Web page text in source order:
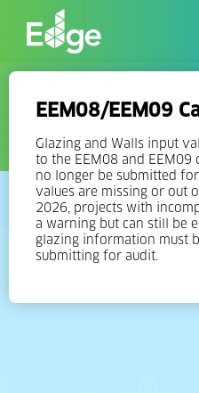
EEM08/EEM09
Glazing and Walls input
to the EEM08 and EEM09
no longer be submitted
values are missing or out
2026, projects with
a warning but can still be
glazing information must
submitting for audit.
EDGE –
para Maior